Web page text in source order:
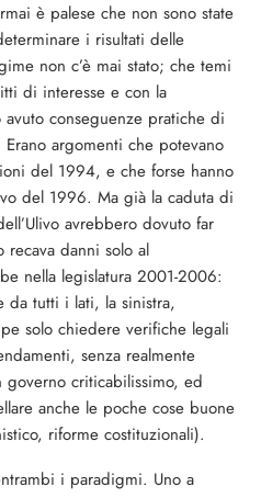
è palese che non sono state
i risultati delle
non c’è mai stato; che temi
di interesse e con la
conseguenze pratiche di
argomenti che potevano
del 1994, e che forse hanno
del 1996. Ma già la caduta di
avrebbero dovuto far
recava danni solo al
nella legislatura 2001-2006:
da tutti i lati, la sinistra,
solo chiedere verifiche legali
senza realmente
criticabilissimo, ed
anche le poche cose buone
riforme costituzionali).
i paradigmi. Uno a